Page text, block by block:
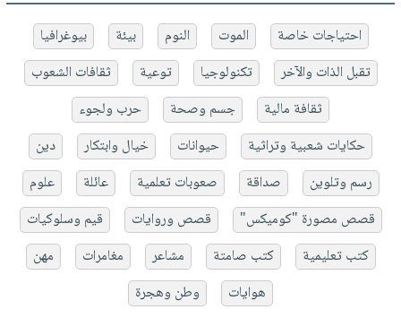
احتياجات خاصة الموت النوم بيئة
بيوغرافيا
تقبل الذات والآخر
تكنولوجيا توعية
ثقافات الشعوب
ثقافة مالية
جسم وصحة
حرب ولجوء
حكايات شعبية وتراثية
حيوانات خيال وابتكار
دين
رسم وتلوين
صداقة صعوبات تعلمية عائلة
علوم
قصص مصورة "كوميكس"
قصص وروايات
قيم وسلوكيات
كتب تعليمية
كتب صامتة مشاعر مغامرات
مهن
هوايات
وطن وهجرة